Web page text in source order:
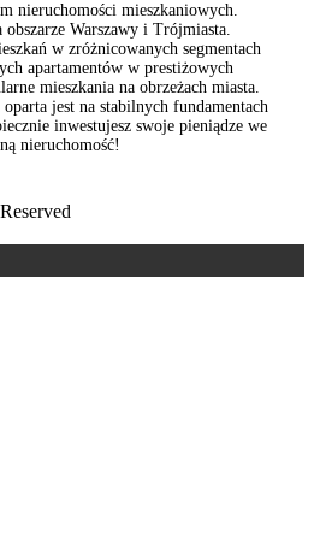
nieruchomości mieszkaniowych.
obszarze Warszawy i Trójmiasta.
w zróżnicowanych segmentach
apartamentów w prestiżowych
mieszkania na obrzeżach miasta.
jest na stabilnych fundamentach
inwestujesz swoje pieniądze we
nieruchomość!